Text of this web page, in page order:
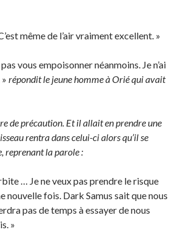
même de l’air vraiment excellent. »
vous empoisonner néanmoins. Je n’ai
répondit le jeune homme à Orié qui avait
de précaution. Et il allait en prendre une
rentra dans celui-ci alors qu’il se
reprenant la parole :
… Je ne veux pas prendre le risque
nouvelle fois. Dark Samus sait que nous
pas de temps à essayer de nous
»